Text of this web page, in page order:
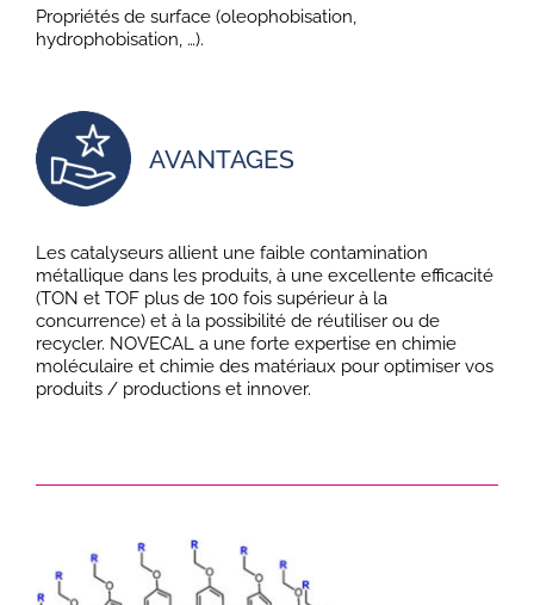
Propriétés de surface (oleophobisation,
hydrophobisation, …).
AVANTAGES
Les catalyseurs allient une faible contamination
métallique dans les produits, à une excellente efficacité
(TON et TOF plus de 100 fois supérieur à la
concurrence) et à la possibilité de réutiliser ou de
recycler. NOVECAL a une forte expertise en chimie
moléculaire et chimie des matériaux pour optimiser vos
produits / productions et innover.